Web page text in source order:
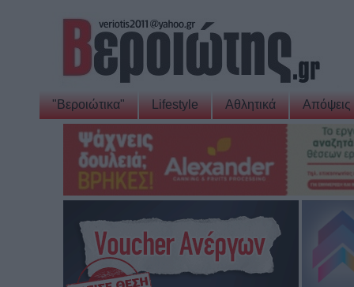
"Βεροιώτικα" Lifestyle Αθλητικά Απόψεις